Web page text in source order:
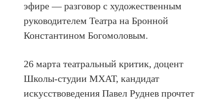
эфире — разговор с художественным
руководителем Театра на Бронной
Константином Богомоловым.
26 марта театральный критик, доцент
Школы-студии МХАТ, кандидат
искусствоведения Павел Руднев прочтет